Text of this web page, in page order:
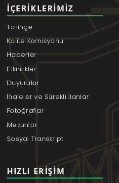
İÇERIKLERIMIZ
Tarihçe
Kalite Komisyonu
Haberler
Etkinlikler
Duyurular
İhaleler ve Sürekli İlanlar
Fotoğraflar
Mezunlar
Sosyal Transkript
HIZLI ERIŞIM